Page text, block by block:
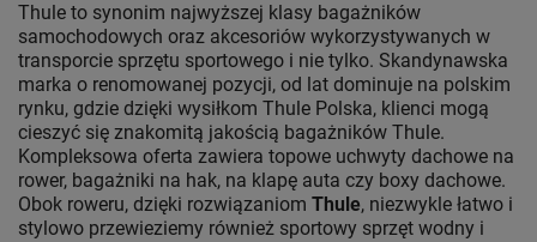
Thule to synonim najwyższej klasy bagażników
samochodowych oraz akcesoriów wykorzystywanych w
transporcie sprzętu sportowego i nie tylko. Skandynawska
marka o renomowanej pozycji, od lat dominuje na polskim
rynku, gdzie dzięki wysiłkom Thule Polska, klienci mogą
cieszyć się znakomitą jakością bagażników Thule.
Kompleksowa oferta zawiera topowe uchwyty dachowe na
rower, bagażniki na hak, na klapę auta czy boxy dachowe.
Obok roweru, dzięki rozwiązaniom Thule, niezwykle łatwo i
stylowo przewieziemy również sportowy sprzęt wodny i